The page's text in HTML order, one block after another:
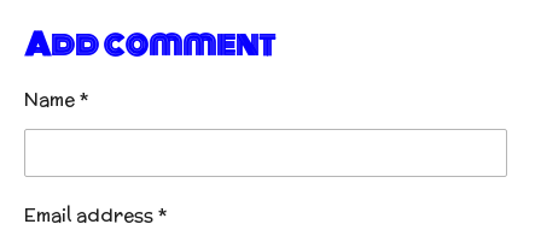
r
e
r
e
r
e
r
e
Add comment
Name *
Email address *